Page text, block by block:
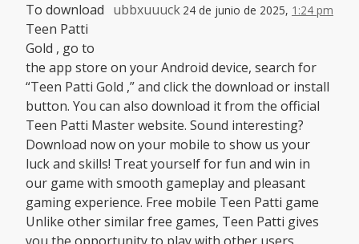
ubbxuuuck 24 de junio de 2025, 1:24 pm
To download
Teen Patti
Gold , go to
the app store on your Android device, search for
“Teen Patti Gold ,” and click the download or install
button. You can also download it from the official
Teen Patti Master website. Sound interesting?
Download now on your mobile to show us your
luck and skills! Treat yourself for fun and win in
our game with smooth gameplay and pleasant
gaming experience. Free mobile Teen Patti game
Unlike other similar free games, Teen Patti gives